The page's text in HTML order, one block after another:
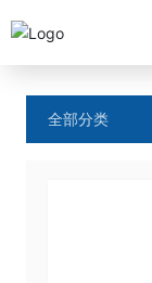
全部分类